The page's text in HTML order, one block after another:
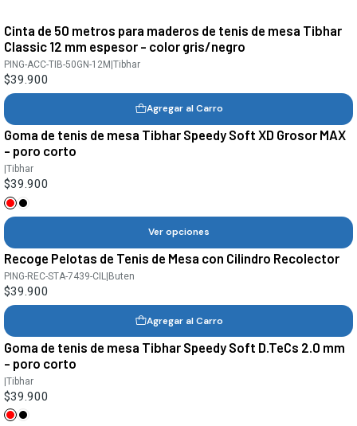
Cinta de 50 metros para maderos de tenis de mesa Tibhar
Classic 12 mm espesor - color gris/negro
PING-ACC-TIB-50GN-12M|Tibhar
$39.900
Agregar al Carro
Goma de tenis de mesa Tibhar Speedy Soft XD Grosor MAX
- poro corto
|Tibhar
$39.900
Ver opciones
Recoge Pelotas de Tenis de Mesa con Cilindro Recolector
PING-REC-STA-7439-CIL Buten
$39.900
Agregar al Carro
Goma de tenis de mesa Tibhar Speedy Soft D.TeCs 2.0 mm
- poro corto
|Tibhar
$39.900